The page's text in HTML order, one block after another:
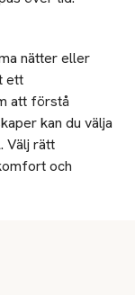
nätter eller
ett
att förstå
kan du välja
Välj rätt
och